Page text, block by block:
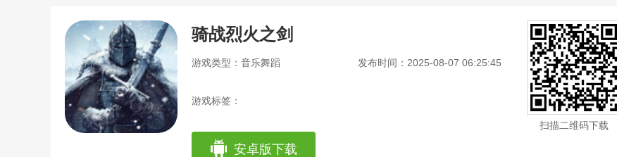
骑战烈火之剑
游戏类型：音乐舞蹈 发布时间：2025-08-07 06:25:45
游戏标签：
安卓版下载
扫描二维码下载